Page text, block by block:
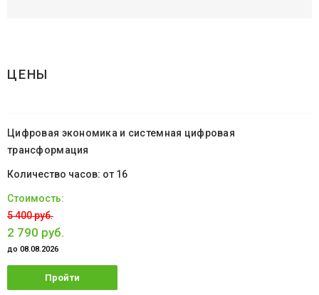
ЦЕНЫ
Цифровая экономика и системная цифровая
трансформация
от 16
5 400 руб.
2 790 руб.
до 08.08.2026
Пройти